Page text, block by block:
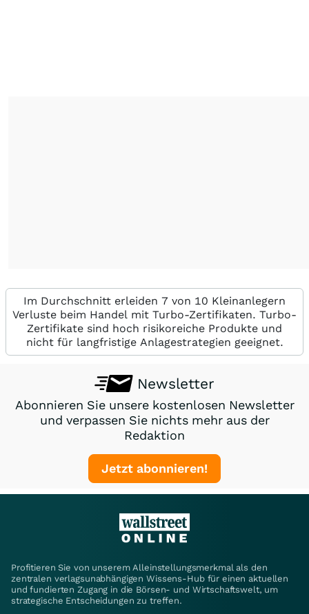
Im Durchschnitt erleiden 7 von 10 Kleinanlegern
Verluste beim Handel mit Turbo-Zertifikaten. Turbo-
Zertifikate sind hoch risikoreiche Produkte und
nicht für langfristige Anlagestrategien geeignet.
Newsletter
Abonnieren Sie unsere kostenlosen Newsletter
und verpassen Sie nichts mehr aus der
Redaktion
Jetzt abonnieren!
Profitieren Sie von unserem Alleinstellungsmerkmal als den
zentralen verlagsunabhängigen Wissens-Hub für einen aktuellen
und fundierten Zugang in die Börsen- und Wirtschaftswelt, um
strategische Entscheidungen zu treffen.